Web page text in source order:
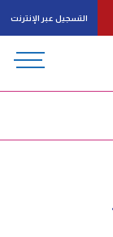
التسجيل عبر الإنترنت